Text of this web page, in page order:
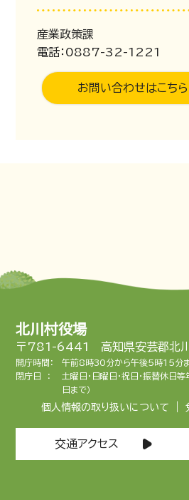
産業政策課
電話：0887-32-1221
お問い合わせはこちら
北川村役場
〒781-6441 高知県安芸郡北
開庁時間：
午前8時30分から午後5時15分
閉庁日 ：
土曜日・日曜日・祝日・振替休日
日まで）
個人情報の取り扱いについて
交通アクセス